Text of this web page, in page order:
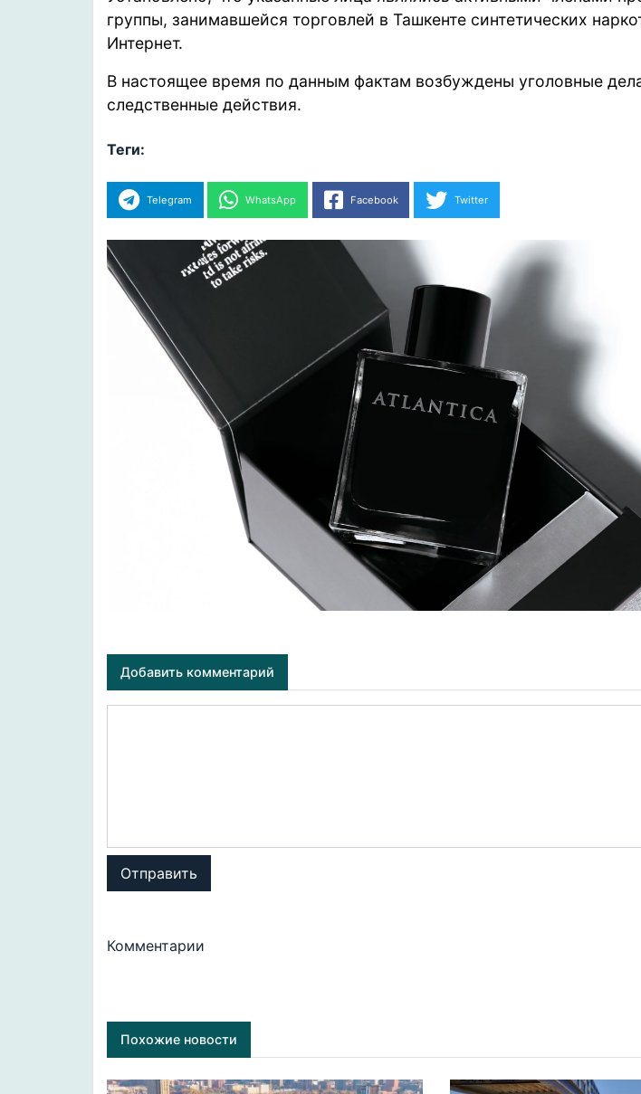
группы, занимавшейся торговлей в Ташкенте синтетических
Интернет.
В настоящее время по данным фактам возбуждены уголовные
следственные действия.
Теги:
Telegram WhatsApp Facebook Twitter
Добавить комментарий
Отправить
Комментарии
Похожие новости